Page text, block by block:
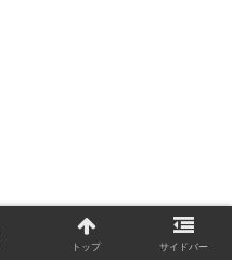
トップ サイドバー